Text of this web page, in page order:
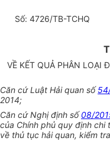
Số: 4726/TB-TCHQ
VỀ KẾT QUẢ PHÂN LOẠI
Căn cứ Luật Hải quan số
2014;
Căn cứ Nghị định số08/
của Chính phủ quy định chi
về thủ tục hải quan, kiểm